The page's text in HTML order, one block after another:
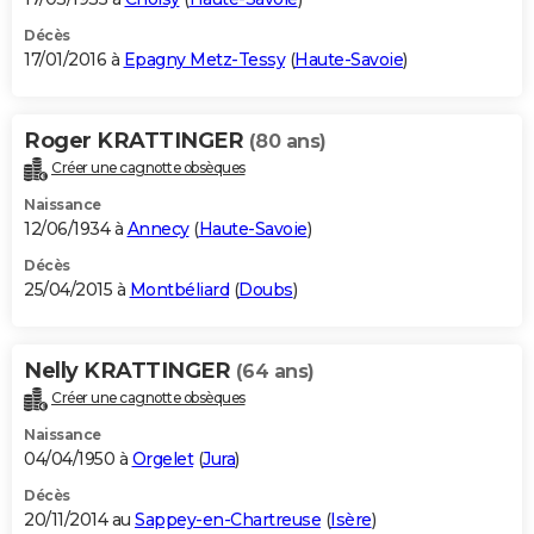
Décès
17/01/2016 à Epagny Metz-Tessy(Haute-Savoie)
Roger KRATTINGER (80 ans)
Créer une cagnotte obsèques
Naissance
12/06/1934 à Annecy(Haute-Savoie)
Décès
25/04/2015 à Montbéliard (Doubs)
Nelly KRATTINGER (64 ans)
Créer une cagnotte obsèques
Naissance
04/04/1950 à Orgelet(Jura)
Décès
20/11/2014 au Sappey-en-Chartreuse (Isère)